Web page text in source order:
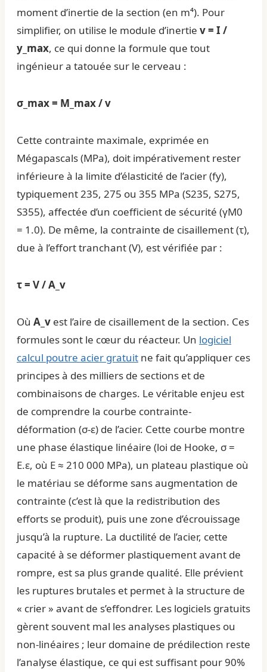
moment d’inertie de la section (en m⁴). Pour
simplifier, on utilise le module d’inertie v = I /
y_max, ce qui donne la formule que tout
ingénieur a tatouée sur le cerveau :
σ_max = M_max / v
Cette contrainte maximale, exprimée en
Mégapascals (MPa), doit impérativement rester
inférieure à la limite d’élasticité de l’acier (fy),
typiquement 235, 275 ou 355 MPa (S235, S275,
S355), affectée d’un coefficient de sécurité (γM0
= 1.0). De même, la contrainte de cisaillement (τ),
due à l’effort tranchant (V), est vérifiée par :
τ = V / A_v
Où A_v est l’aire de cisaillement de la section. Ces
formules sont le cœur du réacteur. Un logiciel
calcul poutre acier gratuit ne fait qu’appliquer ces
principes à des milliers de sections et de
combinaisons de charges. Le véritable enjeu est
de comprendre la courbe contrainte-
déformation (σ-ε) de l’acier. Cette courbe montre
une phase élastique linéaire (loi de Hooke, σ =
E.ε, où E ≈ 210 000 MPa), un plateau plastique où
le matériau se déforme sans augmentation de
contrainte (c’est là que la redistribution des
efforts se produit), puis une zone d’écrouissage
jusqu’à la rupture. La ductilité de l’acier, cette
capacité à se déformer plastiquement avant de
rompre, est sa plus grande qualité. Elle prévient
les ruptures brutales et permet à la structure de
« crier » avant de s’effondrer. Les logiciels gratuits
gèrent souvent mal les analyses plastiques ou
non-linéaires ; leur domaine de prédilection reste
l’analyse élastique, ce qui est suffisant pour 90%